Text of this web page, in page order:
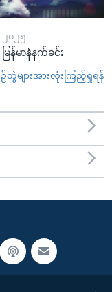
၂၀၂၅
န်မာနံနက်ခင်း
များအားလုံးကြည့်ရှုရန်